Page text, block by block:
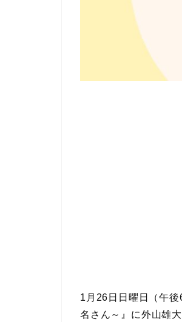
1月26日日曜日（午
名さん～』に外山雄